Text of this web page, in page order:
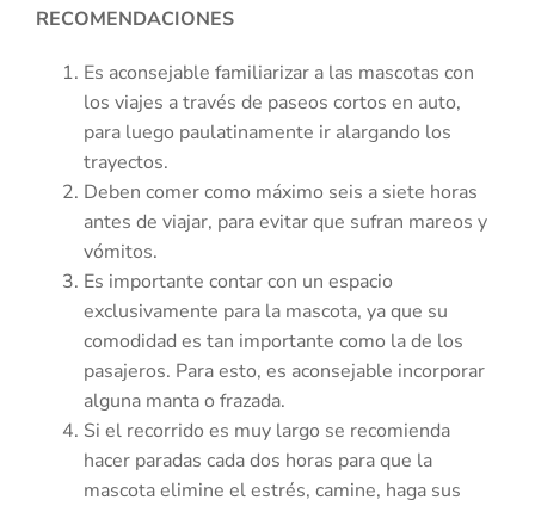
RECOMENDACIONES
Es aconsejable familiarizar a las mascotas con
los viajes a través de paseos cortos en auto,
para luego paulatinamente ir alargando los
trayectos.
Deben comer como máximo seis a siete horas
antes de viajar, para evitar que sufran mareos y
vómitos.
Es importante contar con un espacio
exclusivamente para la mascota, ya que su
comodidad es tan importante como la de los
pasajeros. Para esto, es aconsejable incorporar
alguna manta o frazada.
Si el recorrido es muy largo se recomienda
hacer paradas cada dos horas para que la
mascota elimine el estrés, camine, haga sus